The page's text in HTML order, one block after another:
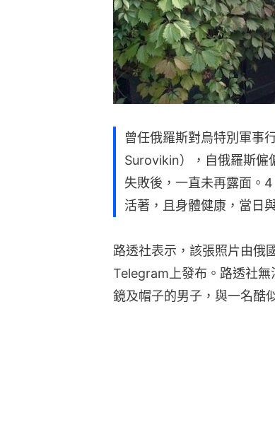
曾任俄羅斯對烏特別軍事
Surovikin），自俄羅斯僱
失敗後，一直未再露面。
活著，且身體健康，當日
路透社表示，該張照片由俄
Telegram上發布。路透社
鏡及帽子的男子，與一名酷